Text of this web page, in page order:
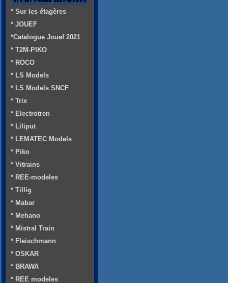
* Sur les étagères
* JOUEF
*Catalogue Jouef 2021
* T2M-PIKO
* ROCO
* LS Models
* LS Models SNCF
* Trix
* Electrotren
* Liliput
* LEMATEC Models
* Piko
* Vitrains
* REE-modeles
* Tillig
* Mabar
* Mehano
* Mistral Train
* Fleischmann
* OSKAR
* BRAWA
* REE modeles